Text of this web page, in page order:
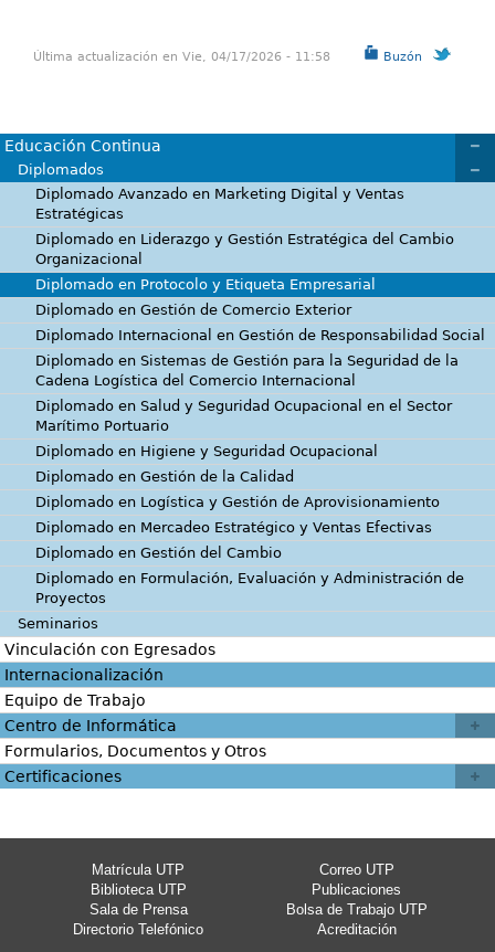
Buzón
Última actualización en Vie, 04/17/2026 - 11:58
Educación Continua
Diplomados
Diplomado Avanzado en Marketing Digital y Ventas
Estratégicas
Diplomado en Liderazgo y Gestión Estratégica del Cambio
Organizacional
Diplomado en Protocolo y Etiqueta Empresarial
Diplomado en Gestión de Comercio Exterior
Diplomado Internacional en Gestión de Responsabilidad Social
Diplomado en Sistemas de Gestión para la Seguridad de la
Cadena Logística del Comercio Internacional
Diplomado en Salud y Seguridad Ocupacional en el Sector
Marítimo Portuario
Diplomado en Higiene y Seguridad Ocupacional
Diplomado en Gestión de la Calidad
Diplomado en Logística y Gestión de Aprovisionamiento
Diplomado en Mercadeo Estratégico y Ventas Efectivas
Diplomado en Gestión del Cambio
Diplomado en Formulación, Evaluación y Administración de
Proyectos
Seminarios
Vinculación con Egresados
Internacionalización
Equipo de Trabajo
Centro de Informática
Formularios, Documentos y Otros
Certificaciones
Matrícula UTP
Correo UTP
Biblioteca UTP
Publicaciones
Sala de Prensa
Bolsa de Trabajo UTP
Directorio Telefónico
Acreditación